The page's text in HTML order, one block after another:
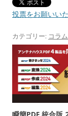
投票をお願いい
カテゴリー: コラム